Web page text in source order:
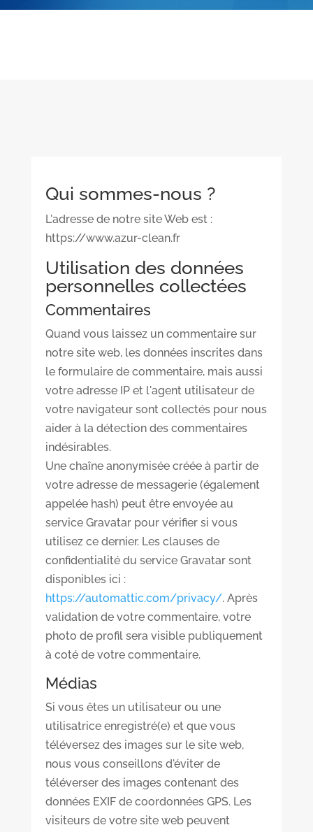
Qui sommes-nous ?
L'adresse de notre site Web est :
https://www.azur-clean.fr
Utilisation des données
personnelles collectées
Commentaires
Quand vous laissez un commentaire sur
notre site web, les données inscrites dans
le formulaire de commentaire, mais aussi
votre adresse IP et l'agent utilisateur de
votre navigateur sont collectés pour nous
aider à la détection des commentaires
indésirables.
Une chaîne anonymisée créée à partir de
votre adresse de messagerie (également
appelée hash) peut être envoyée au
service Gravatar pour vérifier si vous
utilisez ce dernier. Les clauses de
confidentialité du service Gravatar sont
disponibles ici :
https://automattic.com/privacy/. Après
validation de votre commentaire, votre
photo de profil sera visible publiquement
à coté de votre commentaire.
Médias
Si vous êtes un utilisateur ou une
utilisatrice enregistré(e) et que vous
téléversez des images sur le site web,
nous vous conseillons d'éviter de
téléverser des images contenant des
données EXIF de coordonnées GPS. Les
visiteurs de votre site web peuvent